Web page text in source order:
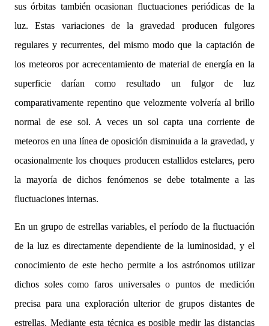
sus órbitas también ocasionan fluctuaciones periódicas de la
luz. Estas variaciones de la gravedad producen fulgores
regulares y recurrentes, del mismo modo que la captación de
los meteoros por acrecentamiento de material de energía en la
superficie darían como resultado un fulgor de luz
comparativamente repentino que velozmente volvería al brillo
normal de ese sol. A veces un sol capta una corriente de
meteoros en una línea de oposición disminuida a la gravedad, y
ocasionalmente los choques producen estallidos estelares, pero
la mayoría de dichos fenómenos se debe totalmente a las
fluctuaciones internas.
En un grupo de estrellas variables, el período de la fluctuación
de la luz es directamente dependiente de la luminosidad, y el
conocimiento de este hecho permite a los astrónomos utilizar
dichos soles como faros universales o puntos de medición
precisa para una exploración ulterior de grupos distantes de
estrellas. Mediante esta técnica es posible medir las distancias